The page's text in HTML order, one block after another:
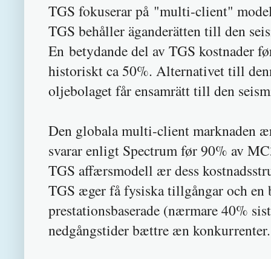
TGS fokuserar på "multi-client"
TGS behåller äganderätten till den
En betydande del av TGS kostnader
historiskt ca 50%. Alternativet till
oljebolaget får ensamrätt till den
Den globala multi-client marknaden
svarar enligt Spectrum før 90% av
TGS affærsmodell ær dess
TGS æger få fysiska tillgångar och en
prestationsbaserade (nærmare 40%
nedgångstider bættre æn konkurrenter.